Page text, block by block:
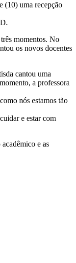
(10) uma recepção
momentos. No
os novos docentes
cantou uma
a professora
nós estamos tão
e estar com
e as